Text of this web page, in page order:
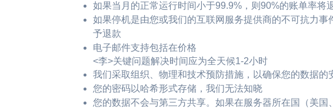
如果当月的正常运行时间小于99.9%，则90%的账单率将
如果停机是由您或我们的互联网服务提供商的不可抗力
予退款
电子邮件支持包括在价格
<李>关键问题解决时间应为全天候1-2小时
我们采取组织、物理和技术预防措施，以确保您的数据的
您的密码以哈希形式存储，我们无法知晓
您的数据不会与第三方共享。如果在服务器所在国（美